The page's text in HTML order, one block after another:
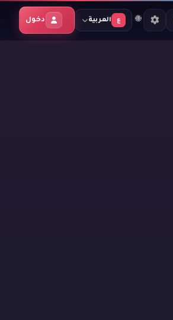
🌐 ع العربية دخول